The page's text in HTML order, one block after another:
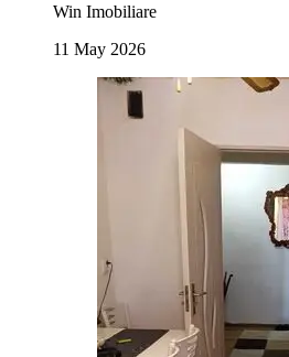
Win Imobiliare
11 May 2026